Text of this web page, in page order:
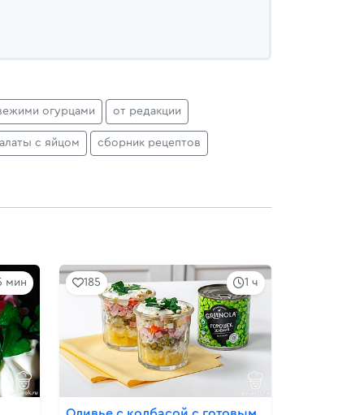
огурцами от редакции
с яйцом сборник рецептов
мин 1 ч
185